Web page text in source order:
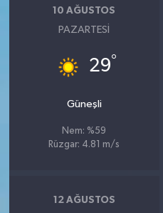
10 AĞUSTOS
PAZARTESI
29°
Güneşli
Nem: %59
Rüzgar: 4.81 m/s
12 AĞUSTOS